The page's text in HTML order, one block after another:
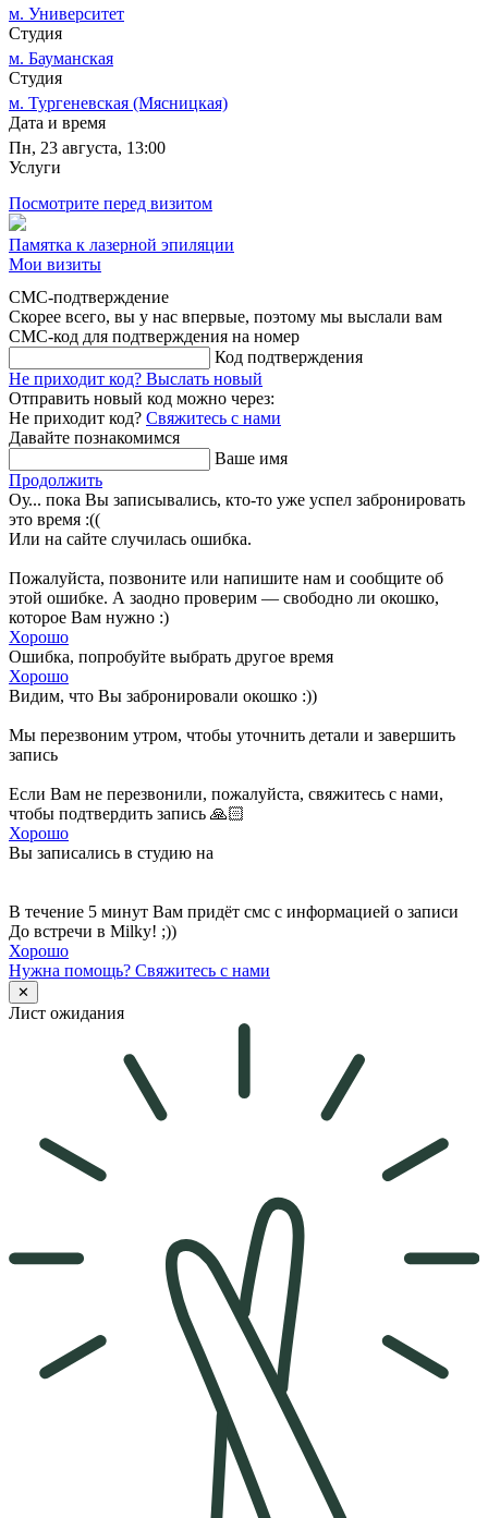
м. Университет
Студия
м. Бауманская
Студия
м. Тургеневская (Мясницкая)
Дата и время
Пн, 23 августа, 13:00
Услуги
Посмотрите перед визитом
Памятка к лазерной эпиляции
Мои визиты
СМС-подтверждение
Скорее всего, вы у нас впервые, поэтому мы выслали вам
СМС-код для подтверждения на номер
Код подтверждения
Не приходит код? Выслать новый
Отправить новый код можно через:
Не приходит код? Свяжитесь с нами
Давайте познакомимся
Ваше имя
Продолжить
Оу... пока Вы записывались, кто-то уже успел забронировать
это время :((
Или на сайте случилась ошибка.
Пожалуйста, позвоните или напишите нам и сообщите об
этой ошибке. А заодно проверим — свободно ли окошко,
которое Вам нужно :)
Хорошо
Ошибка, попробуйте выбрать другое время
Хорошо
Видим, что Вы забронировали окошко :))
Мы перезвоним утром, чтобы уточнить детали и завершить
запись
Если Вам не перезвонили, пожалуйста, свяжитесь с нами,
чтобы подтвердить запись 🙏🏻
Хорошо
Вы записались в студию на
В течение 5 минут Вам придёт смс с информацией о записи
До встречи в Milky! ;))
Хорошо
Нужна помощь? Свяжитесь с нами
✕
Лист ожидания